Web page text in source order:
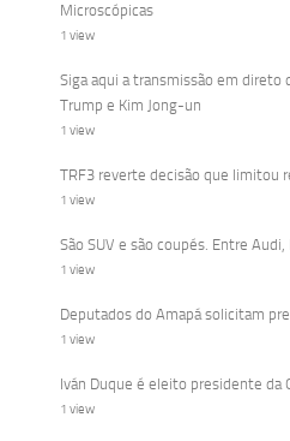
Microscópicas
1 view
Siga aqui a transmissão em
Trump e Kim Jong-un
1 view
TRF3 reverte decisão que limitou
1 view
São SUV e são coupés. Entre
1 view
Deputados do Amapá solicitam
1 view
Iván Duque é eleito presidente da
1 view